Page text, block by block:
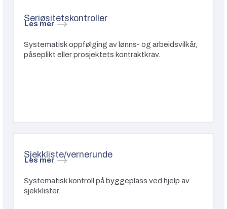
Seriøsitetskontroller
Systematisk oppfølging av lønns- og arbeidsvilkår,
påseplikt eller prosjektets kontraktkrav.
Les mer
Sjekkliste/vernerunde
Systematisk kontroll på byggeplass ved hjelp av
sjekklister.
Les mer